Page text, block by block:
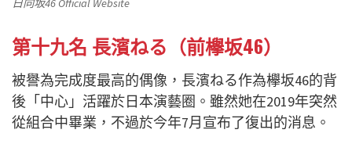
日向坂46 Official Website
第十九名 長濱ねる（前欅坂46）
被譽為完成度最高的偶像，長濱ねる作為欅坂46的背
後「中心」活躍於日本演藝圈。雖然她在2019年突然
從組合中畢業，不過於今年7月宣布了復出的消息。